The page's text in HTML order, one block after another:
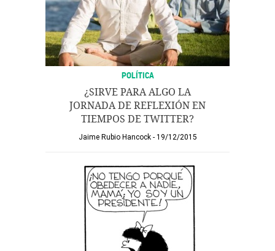
POLÍTICA
¿SIRVE PARA ALGO LA
JORNADA DE REFLEXIÓN EN
TIEMPOS DE TWITTER?
Jaime Rubio Hancock 19/12/2015